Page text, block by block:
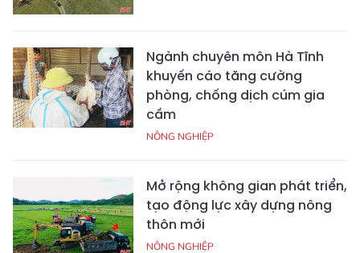
Ngành chuyên môn Hà Tĩnh
khuyến cáo tăng cường
phòng, chống dịch cúm gia
cầm
NÔNG NGHIỆP
Mở rộng không gian phát triển,
tạo động lực xây dựng nông
thôn mới
NÔNG NGHIỆP